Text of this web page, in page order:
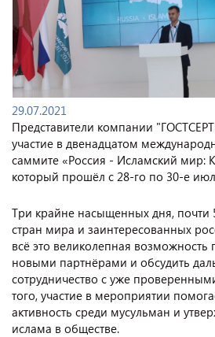
29.07.2021
Представители компании
участие в двенадцатом
саммите «Россия - Исламский мир:
который прошёл с 28-го по 30-е
Три крайне насыщенных дня, почти
стран мира и заинтересованных
всё это великолепная возможность
новыми партнёрами и обсудить
сотрудничество с уже
того, участие в мероприятии
активность среди мусульман и
ислама в обществе.